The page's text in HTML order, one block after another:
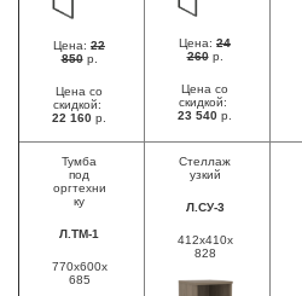
Цена: 22
850р.
Цена со
скидкой:
22 160 р.
Цена: 24
260р.
Цена со
скидкой:
23 540 р.
Тумба
под
оргтехни
ку
Л.ТМ-1
770x600x
685
Стеллаж
узкий
Л.СУ-3
412x410x
828